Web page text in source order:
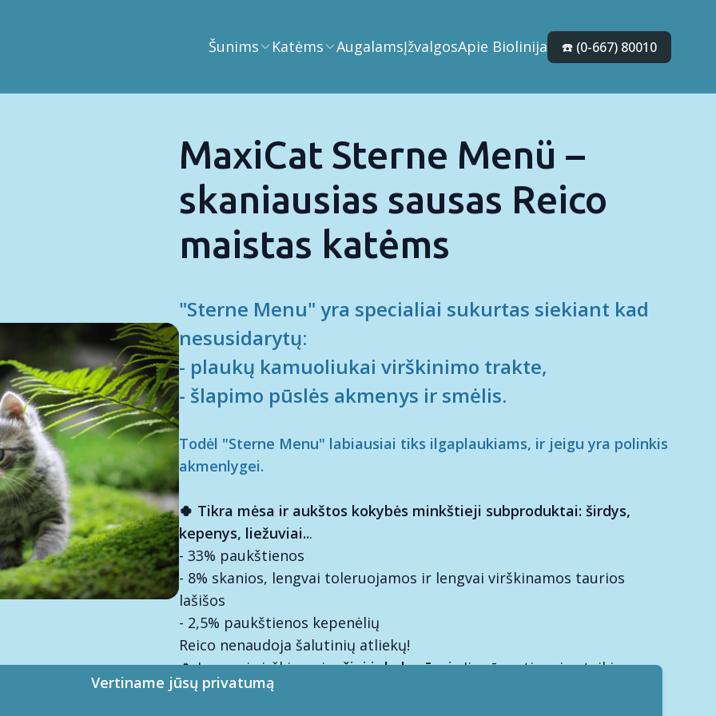
Šunims Katėms AugalamsĮžvalgosApie Biolinija ☎️ (0-667) 80010
MaxiCat Sterne Menü –
skaniausias sausas Reico
maistas katėms
"Sterne Menu" yra specialiai sukurtas siekiant kad
nesusidarytų:
- plaukų kamuoliukai virškinimo trakte,
- šlapimo pūslės akmenys ir smėlis.
Todėl "Sterne Menu" labiausiai tiks ilgaplaukiams, ir jeigu yra polinkis
akmenlygei.
🍀 Tikra mėsa ir aukštos kokybės minkštieji subproduktai: širdys,
kepenys, liežuviai...
- 33% paukštienos
- 8% skanios, lengvai toleruojamos ir lengvai virškinamos taurios
lašišos
- 2,5% paukštienos kepenėlių
Reico nenaudoja šalutinių atliekų!
🍀 Lengvai virškinamiryži​ai ir kukurūzai.Jie rūpestingai suteikia
energijos, maistinių medžiagų ir ląstelienos. Paruošti specialios
Vertiname jūsų privatumą